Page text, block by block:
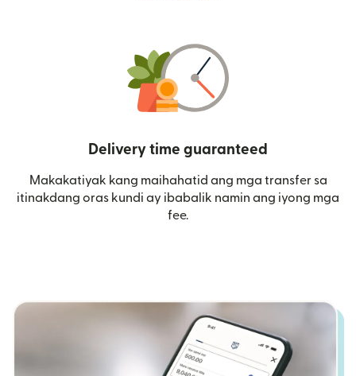
Delivery time guaranteed
Makakatiyak kang maihahatid ang mga transfer sa
itinakdang oras kundi ay ibabalik namin ang iyong mga
fee.